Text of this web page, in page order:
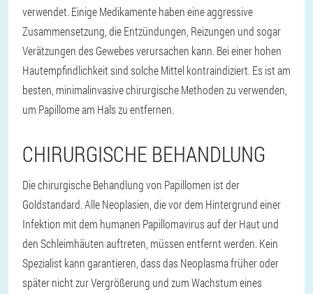
verwendet. Einige Medikamente haben eine aggressive
Zusammensetzung, die Entzündungen, Reizungen und sogar
Verätzungen des Gewebes verursachen kann. Bei einer hohen
Hautempfindlichkeit sind solche Mittel kontraindiziert. Es ist am
besten, minimalinvasive chirurgische Methoden zu verwenden,
um Papillome am Hals zu entfernen.
CHIRURGISCHE BEHANDLUNG
Die chirurgische Behandlung von Papillomen ist der
Goldstandard. Alle Neoplasien, die vor dem Hintergrund einer
Infektion mit dem humanen Papillomavirus auf der Haut und
den Schleimhäuten auftreten, müssen entfernt werden. Kein
Spezialist kann garantieren, dass das Neoplasma früher oder
später nicht zur Vergrößerung und zum Wachstum eines